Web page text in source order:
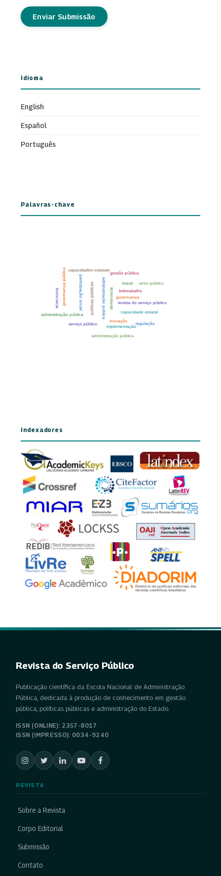
Enviar Submissão
Idioma
English
Español
Português
Palavras-chave
Indexadores
Revista do Serviço Público
Publicação científica da Escola Nacional de Administração
Pública, dedicada à produção de conhecimento em gestão
pública, políticas públicas e administração do Estado.
ISSN (ONLINE): 2357-8017
ISSN (IMPRESSO): 0034-9240
REVISTA
Sobre a Revista
Corpo Editorial
Submissão
Contato